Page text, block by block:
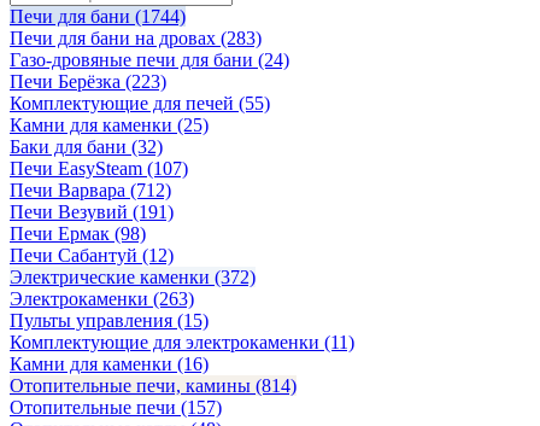
Печи для бани (1744)
Печи для бани на дровах (283)
Газо-дровяные печи для бани (24)
Печи Берёзка (223)
Комплектующие для печей (55)
Камни для каменки (25)
Баки для бани (32)
Печи EasySteam (107)
Печи Варвара (712)
Печи Везувий (191)
Печи Ермак (98)
Печи Сабантуй (12)
Электрические каменки (372)
Электрокаменки (263)
Пульты управления (15)
Комплектующие для электрокаменки (11)
Камни для каменки (16)
Отопительные печи, камины (814)
Отопительные печи (157)